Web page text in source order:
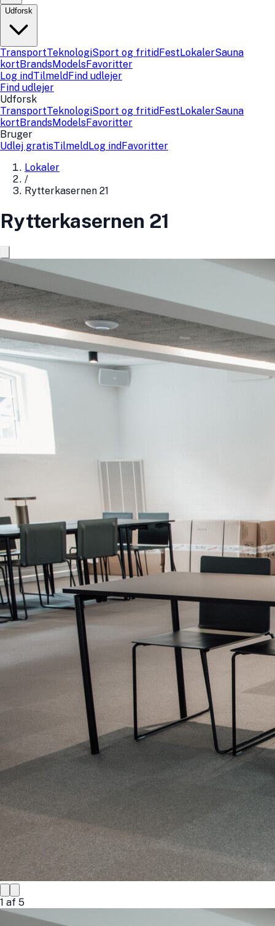
Udforsk
TransportTeknologiSport og fritidFestLokalerSauna
kortBrandsModelsFavoritter
Log indTilmeldFind udlejer
Find udlejer
Udforsk
TransportTeknologiSport og fritidFestLokalerSauna
kortBrandsModelsFavoritter
Bruger
Udlej gratisTilmeldLog indFavoritter
Lokaler
/
Rytterkasernen 21
Rytterkasernen 21
1 af 5